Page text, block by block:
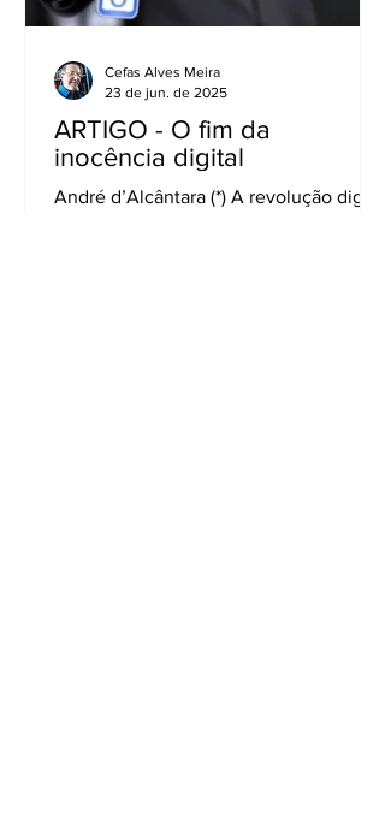
ARTIGO - O fim da
inocência digital
André d’Alcântara (*) A revolução digital
Cefas Alves Meira
23 de jun. de 2025